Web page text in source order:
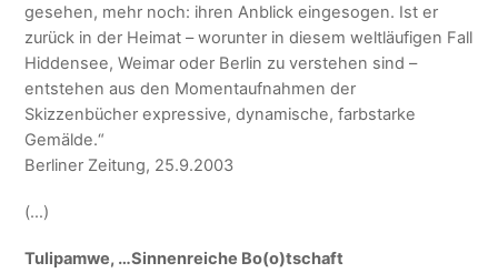
gesehen, mehr noch: ihren Anblick eingesogen. Ist er
zurück in der Heimat – worunter in diesem weltläufigen Fall
Hiddensee, Weimar oder Berlin zu verstehen sind –
entstehen aus den Momentaufnahmen der
Skizzenbücher expressive, dynamische, farbstarke
Gemälde.“
Berliner Zeitung, 25.9.2003
(…)
Tulipamwe, …Sinnenreiche Bo(o)tschaft